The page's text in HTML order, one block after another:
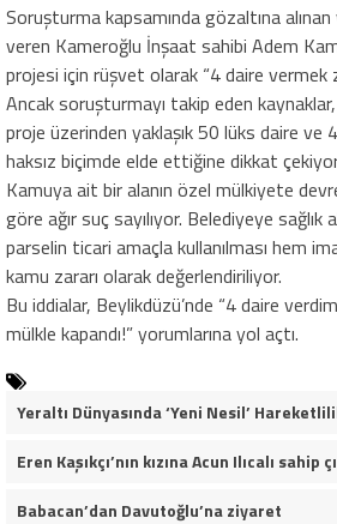
Soruşturma kapsamında gözaltına
veren Kameroğlu İnşaat sahibi Adem
projesi için rüşvet olarak “4 daire vermek
Ancak soruşturmayı takip eden kaynaklar,
proje üzerinden yaklaşık 50 lüks daire ve
haksız biçimde elde ettiğine dikkat
Kamuya ait bir alanın özel mülkiyete
göre ağır suç sayılıyor. Belediyeye sağlık
parselin ticari amaçla kullanılması hem
kamu zararı olarak değerlendiriliyor.
Bu iddialar, Beylikdüzü’nde “4 daire
mülkle kapandı!” yorumlarına yol açtı.
Babacan’dan Davutoğlu’na ziyaret